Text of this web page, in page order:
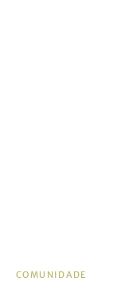
COMUNIDADE